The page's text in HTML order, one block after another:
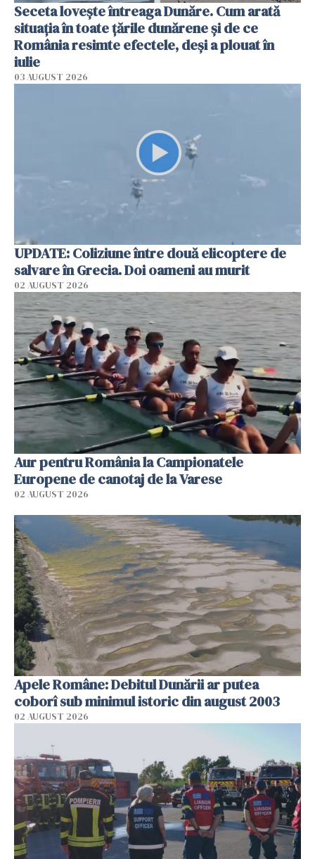
Seceta lovește întreaga Dunăre. Cum arată
situația în toate țările dunărene și de ce
România resimte efectele, deși a plouat în
iulie
03 AUGUST 2026
UPDATE: Coliziune între două elicoptere de
salvare în Grecia. Doi oameni au murit
02 AUGUST 2026
Aur pentru România la Campionatele
Europene de canotaj de la Varese
02 AUGUST 2026
Apele Române: Debitul Dunării ar putea
coborî sub minimul istoric din august 2003
02 AUGUST 2026